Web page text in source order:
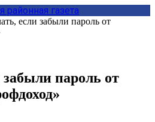
районная газета
если забыли пароль от
забыли пароль от